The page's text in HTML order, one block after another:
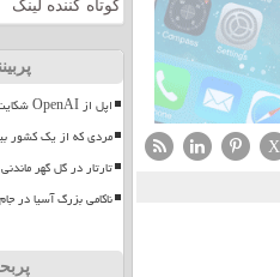
X
کوتاه کننده لینک
اپل از OpenAI شکایت نمود
مردی که از یک کشور
تارتار در گل گهر
ناکامی بزرگ آسیا در جام